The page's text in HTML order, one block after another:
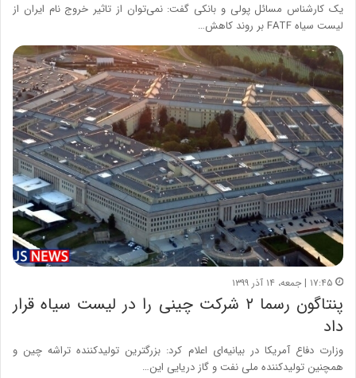
یک کارشناس مسائل پولی و بانکی گفت: نمی‌توان از تاثیر خروج نام ایران از
لیست سیاه FATF بر روند کاهش…
۱۷:۴۵ | جمعه، ۱۴ آذر ۱۳۹۹
پنتاگون رسما ۲ شرکت‌ چینی را در لیست سیاه قرار
داد
وزارت دفاع آمریکا در بیانیه‌ای اعلام کرد: بزرگترین تولیدکننده تراشه چین و
همچنین تولیدکننده ملی نفت و گاز دریایی این…